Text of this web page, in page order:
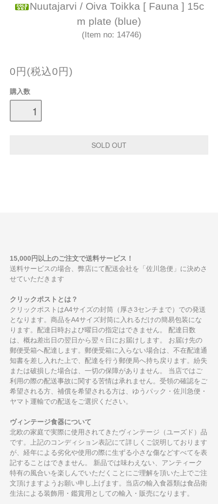
Nuutajarvi / Oiva Toikka [ Fauna ] 15c
m plate (blue)
(Item no: 14746)
0円(税込0円)
購入数
15,000円以上のご注文で送料サービス！
送料サービスの場合、弊店にて配送会社を「佐川急便」に決めさ
せていただきます
クリックポストとは？
クリックポストはA4サイズの封筒（厚さ3センチまで）での発送
となります。商品をA4サイズ封筒に入れるだけの簡易包装にな
ります。配達日時および曜日の指定はできません。 配達日数
は、概ね差出日の翌日から翌々日にお届けします。 お届け先の
郵便受箱へ配達します。郵便受箱に入らない場合は、不在配達通
知書を差し入れた上で、配達を行う郵便局へ持ち戻ります。紛失
または破損した場合は、一切の保障がありません。 当店ではご
利用の際の配送事故に関する苦情は承れません。受領の確認をご
希望される方、補償を希望される方は、ゆうパック・佐川急便・
ヤマト運輸での配送をご選択ください。
ヴィンテージ食器について
北欧の家庭で実際に使用されてきたヴィンテージ（ユーズド）品
です。上記のコンディション表記にて詳しくご説明しております
が、経年による劣化や使用の際に生ずる小さな傷などすべてを表
記することはできません。 新品では味わえない、アンティーク
特有の風合いを楽しんでいただくことにご理解を頂いた上でご注
文頂けますようお願い申し上げます。当店の輸入食器類は食品衛
生法による装飾用・鑑賞用としての輸入・販売になります。